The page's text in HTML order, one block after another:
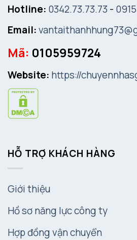
Hotline: 0342.73.73.73-
Email:
Mã: 0105959724
Website: https://
HỖ TRỢ KHÁCH HÀNG
Giới thiệu
Hồ sơ năng lực công ty
Hợp đồng vận chuyển